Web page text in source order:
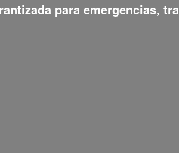
para emergencias,